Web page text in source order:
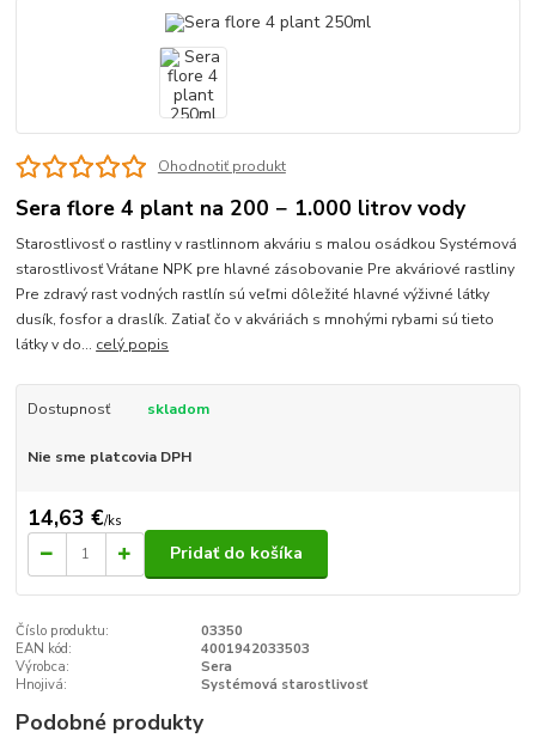
Ohodnotiť produkt
Sera flore 4 plant na 200 − 1.000 litrov vody
Starostlivosť o rastliny v rastlinnom akváriu s malou osádkou Systémová
starostlivosť Vrátane NPK pre hlavné zásobovanie Pre akváriové rastliny
Pre zdravý rast vodných rastlín sú veľmi dôležité hlavné výživné látky
dusík, fosfor a draslík. Zatiaľ čo v akváriách s mnohými rybami sú tieto
látky v do... celý popis
Dostupnosť skladom
Nie sme platcovia DPH
14,63 €/ks
Pridať do košíka
Číslo produktu:
03350
EAN kód:
4001942033503
Výrobca:
Sera
Hnojivá:
Systémová starostlivosť
Podobné produkty